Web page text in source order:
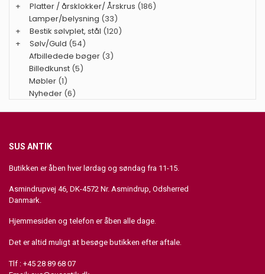
+
Platter / årsklokker/ Årskrus (186)
Lamper/belysning (33)
+
Bestik sølvplet, stål (120)
+
Sølv/Guld (54)
Afbilledede bøger (3)
Billedkunst (5)
Møbler (1)
Nyheder (6)
SUS ANTIK
Butikken er åben hver lørdag og søndag fra 11-15.
Asmindrupvej 46, DK-4572 Nr. Asmindrup, Odsherred
Danmark.
Hjemmesiden og telefon er åben alle dage.
Det er altid muligt at besøge butikken efter aftale.
Tlf : +45 28 89 68 07